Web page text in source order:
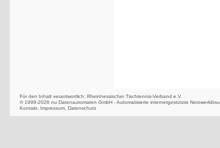
Für den Inhalt verantwortlich: Rheinhessischer Tischtennis-Verband e.V.
© 1999-2026 nu Datenautomaten GmbH - Automatisierte internetgestützte
Kontakt
Impressum Datenschutz